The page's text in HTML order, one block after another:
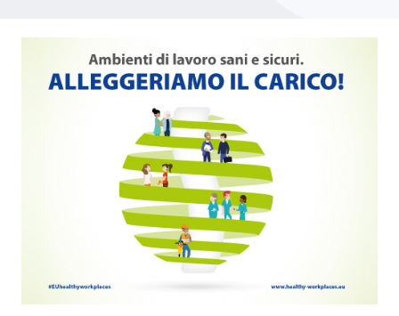
Settimana europea per la sicurezza e